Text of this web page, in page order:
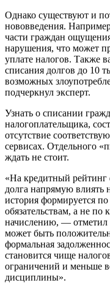
Однако существуют и
нововведения.
части граждан
нарушения, что может
уплате налогов. Также
списания долгов до 10
возможных
подчеркнул эксперт.
Узнать о списании
налогоплательщика,
отсутствие
сервисах. Отдельного
ждать не стоит.
«На кредитный рейтинг
долга напрямую влиять
история формируется
обязательствам, а не
начислению, —
может быть
формальная
становится чище
ограничений и меньше
дисциплины».